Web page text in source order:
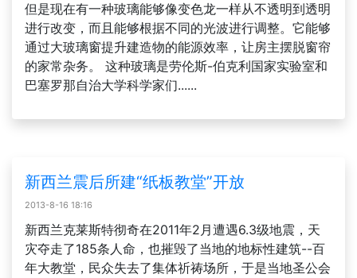
但是现在有一种玻璃能够像变色龙一样从不透明到透明
进行改变，而且能够根据不同的光波进行调整。它能够
通过大玻璃窗提升建造物的能源效率，让房主摆脱窗帘
的家常杂务。 这种玻璃是劳伦斯-伯克利国家实验室和
巴塞罗那自治大学科学家们......
新西兰震后所建“纸板教堂”开放
2013-8-16 18:16
新西兰克莱斯特彻奇在2011年2月遭遇6.3级地震，天
灾夺走了185条人命，也摧毁了当地的地标性建筑--百
年大教堂，民众失去了集体祈祷场所，于是当地圣公会